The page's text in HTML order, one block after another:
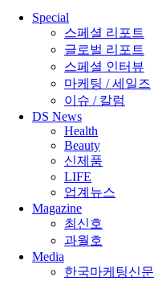
Special
스페셜 리포트
글로벌 리포트
스페셜 인터뷰
마케팅 / 세일즈
이슈 / 칼럼
DS News
Health
Beauty
신제품
LIFE
업계뉴스
Magazine
최신호
과월호
Media
한국마케팅신문